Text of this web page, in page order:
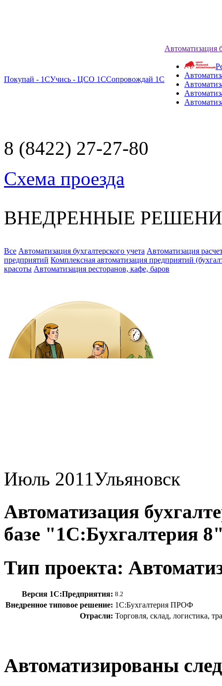
Покупай - 1СУчись - ЦСО 1ССопровождай 1С
Автоматизация
8 (8422) 27-27-80
Схема проезда
ВНЕДРЕННЫЕ
Все Автоматизация бухгалтерского учета Автоматизация
предприятий Комплексная автоматизация предприятий
красоты Автоматизация ресторанов, кафе, баров
Июль 2011Ульяновск
Автоматизация
базе "1С:Бухгалтерия
Тип проекта:
Версия 1С:Предприятия: 8.2
Внедренное типовое решение: 1С:Бухгалтерия ПРОФ
Отрасли: Торговля, склад, логистика,
Автоматизированы